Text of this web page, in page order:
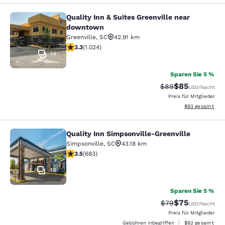
Quality Inn & Suites Greenville
14
Quality Inn & Suites Greenville near
downtown
Greenville, SC
42.91 km
3.31-Sterne-Bewertung. Gut. 1024 Bewertungen
3.3(1.024)
Sparen Sie 5 %
$89Vergünstigter
$85USD/Nacht
Preis für Mitglieder
Geschätzte
$93 gesamt
Quality Inn Simpsonville-Greenville
48
Quality Inn Simpsonville-Greenville
Simpsonville, SC
43.18 km
3.52-Sterne-Bewertung. Gut. 683 Bewertungen
3.5(683)
Sparen Sie 5 %
$79Vergünstigter
$75USD/Nacht
Preis für Mitglieder
Gebühren inbegriffen
Geschätzte
$82 gesamt